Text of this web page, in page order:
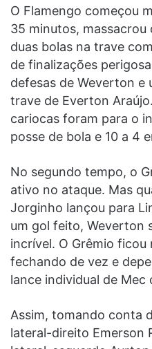
O Flamengo começou
35 minutos, massacrou
duas bolas na trave
de finalizações
defesas de Weverton e
trave de Everton
cariocas foram para o
posse de bola e 10 a 4
No segundo tempo, o
ativo no ataque. Mas
Jorginho lançou para
um gol feito, Weverton
incrível. O Grêmio
fechando de vez e
lance individual de Mec
Assim, tomando conta
lateral-direito Emerson